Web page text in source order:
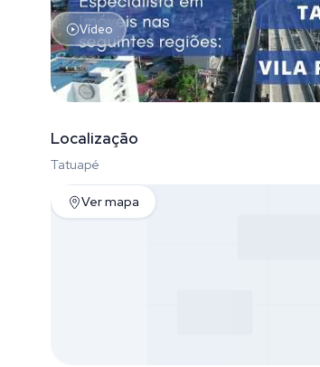
Vídeo
Localização
Tatuapé
Ver mapa